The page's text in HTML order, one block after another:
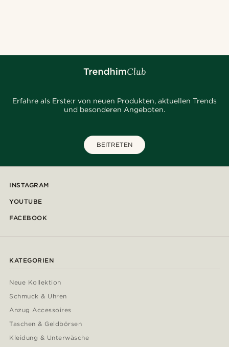
Erfahre als Erste:r von neuen Produkten, aktuellen Trends
und besonderen Angeboten.
BEITRETEN
INSTAGRAM
YOUTUBE
FACEBOOK
KATEGORIEN
Neue Kollektion
Schmuck & Uhren
Anzug Accessoires
Taschen & Geldbörsen
Kleidung & Unterwäsche